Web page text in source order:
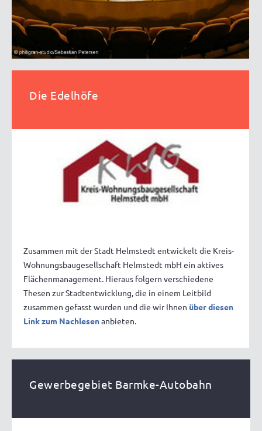
Die Edelhöfe
Zusammen mit der Stadt Helmstedt entwickelt die Kreis-
Wohnungsbaugesellschaft Helmstedt mbH ein aktives
Flächenmanagement. Hieraus folgern verschiedene
Thesen zur Stadtentwicklung, die in einem Leitbild
zusammen gefasst wurden und die wir Ihnen über diesen
Link zum Nachlesenanbieten.
Gewerbegebiet Barmke-Autobahn